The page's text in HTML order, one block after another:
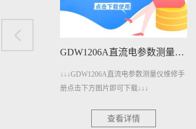
GDW1206A直流电参数测量仪维修手册下载
↓↓↓GDW1206A直流电参数测量仪维修手
册点击下方图片即可下载↓↓↓
查看详情